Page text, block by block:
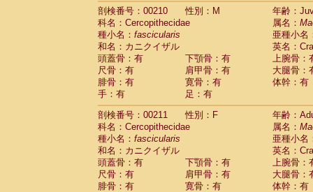
剖検番号：00210
性別：M
年齢：
科名：Cercopithecidae
属名：
種小名： fascicularis
亜種小名
和名：カニクイザル
英名：
頭蓋骨：有
下顎骨：有
上腕骨：
尺骨：有
肩甲骨：有
大腿骨：
腓骨：有
寛骨：有
体幹：有
手：有
足：有
剖検番号：00211
性別：F
年齢：
科名：Cercopithecidae
属名：
種小名： fascicularis
亜種小名
和名：カニクイザル
英名：
頭蓋骨：有
下顎骨：有
上腕骨：
尺骨：有
肩甲骨：有
大腿骨：
腓骨：有
寛骨：有
体幹：有